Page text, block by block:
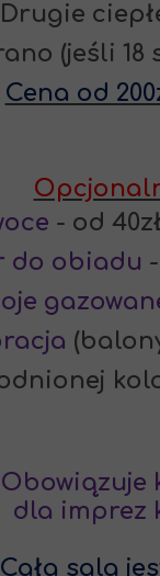
Drugie
(jeśli 18
Cena od
- od
do obiadu
kaucja